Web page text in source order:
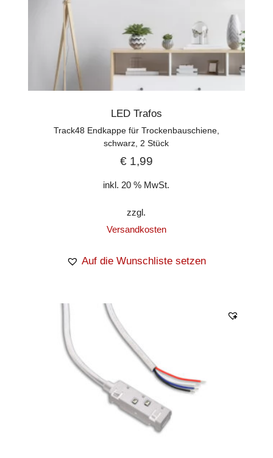
LED Trafos
Track48 Endkappe für Trockenbauschiene,
schwarz, 2 Stück
€1,99
inkl. 20 % MwSt.
zzgl.
Versandkosten
Auf die Wunschliste setzen